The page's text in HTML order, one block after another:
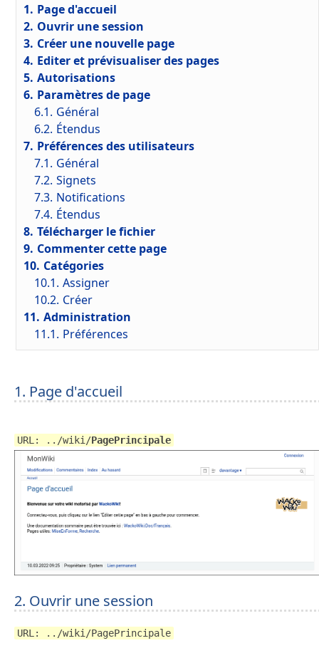
1. Page d'accueil
2. Ouvrir une session
3. Créer une nouvelle page
4. Editer et prévisualiser des pages
5. Autorisations
6. Paramètres de page
6.1. Général
6.2. Étendus
7. Préférences des utilisateurs
7.1. Général
7.2. Signets
7.3. Notifications
7.4. Étendus
8. Télécharger le fichier
9. Commenter cette page
10. Catégories
10.1. Assigner
10.2. Créer
11. Administration
11.1. Préférences
1. Page d'accueil
URL: ../wiki/PagePrincipale
2. Ouvrir une session
URL: ../wiki/PagePrincipale